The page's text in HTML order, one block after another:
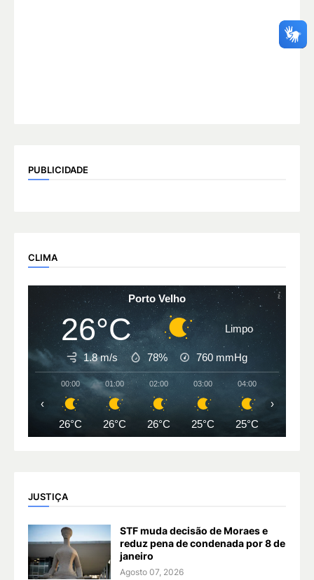
PUBLICIDADE
CLIMA
Porto Velho
26°C Limpo
1.8 m/s 78% 760 mmHg
00:00
26°C
01:00
26°C
02:00
26°C
03:00
25°C
04:00
25°C
‹ ›
JUSTIÇA
STF muda decisão de Moraes e
reduz pena de condenada por 8 de
janeiro
Agosto 07, 2026